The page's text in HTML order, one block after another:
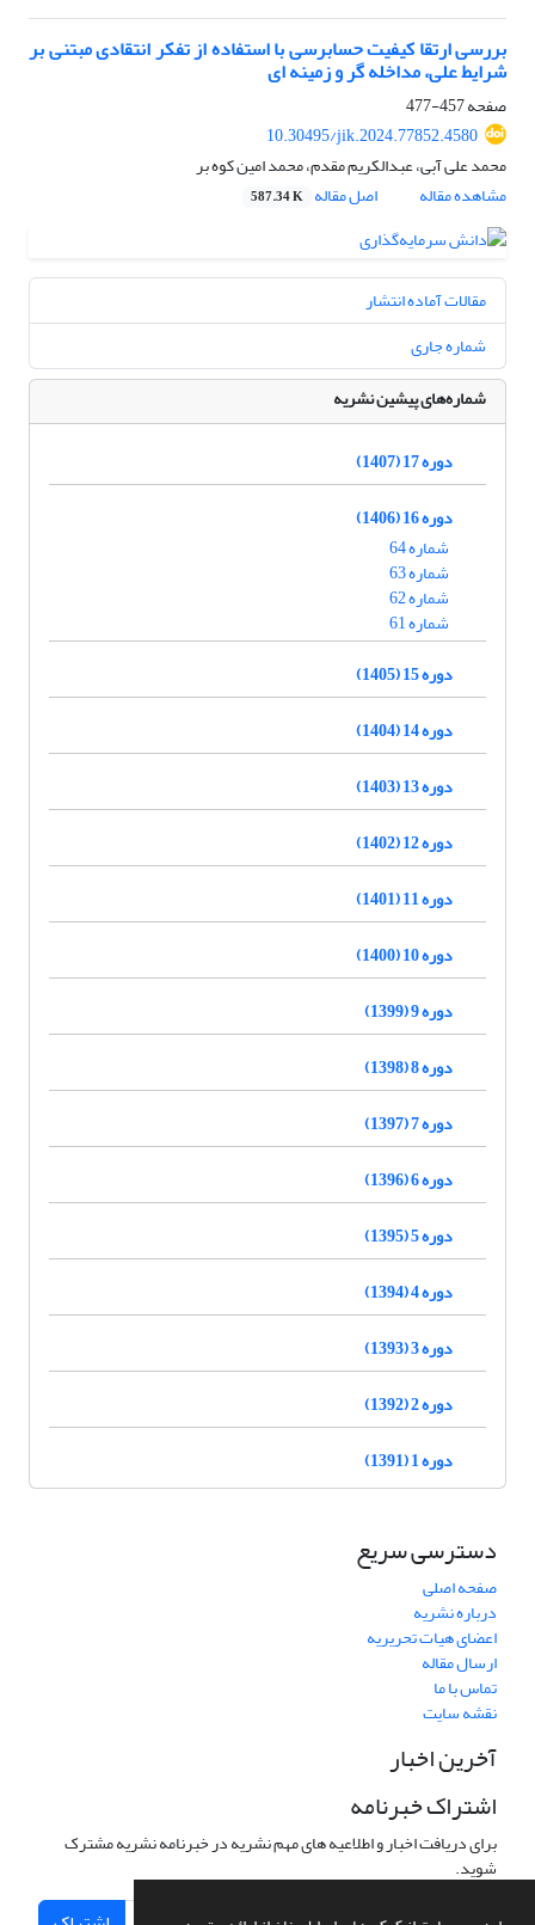
بررسی ارتقا کیفیت حسابرسی با استفاده از تفکر انتقادی مبتنی بر
شرایط علی، مداخله گر و زمینه ای
صفحه457-477
10.30495/jik.2024.77852.4580
محمد علی آبی، عبدالکریم مقدم، محمد امین کوه بر
مشاهده مقاله
اصل مقاله 587.34 K
مقالات آماده انتشار
شماره جاری
شماره‌های پیشین نشریه
دوره 17 (1407)
دوره 16 (1406)
شماره 64
شماره 63
شماره 62
شماره 61
دوره 15 (1405)
دوره 14 (1404)
دوره 13 (1403)
دوره 12 (1402)
دوره 11 (1401)
دوره 10 (1400)
دوره 9 (1399)
دوره 8 (1398)
دوره 7 (1397)
دوره 6 (1396)
دوره 5 (1395)
دوره 4 (1394)
دوره 3 (1393)
دوره 2 (1392)
دوره 1 (1391)
دسترسی سریع
صفحه اصلی
درباره نشریه
اعضای هیات تحریریه
ارسال مقاله
تماس با ما
نقشه سایت
آخرین اخبار
اشتراک خبرنامه
برای دریافت اخبار و اطلاعیه های مهم نشریه در خبرنامه نشریه مشترک
شوید.